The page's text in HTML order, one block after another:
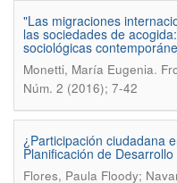
"Las migraciones
las sociedades de
sociológicas
Monetti, María Eugenia.
Núm. 2 (2016); 7-42
¿Participación ciudadana
Planificación de
Flores, Paula Floody;